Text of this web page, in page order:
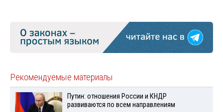
Рекомендуемые материалы
Путин: отношения России и КНДР
развиваются по всем направлениям